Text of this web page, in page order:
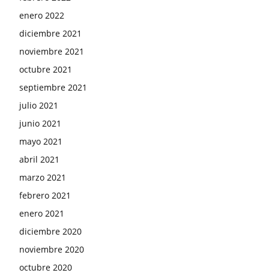
enero 2022
diciembre 2021
noviembre 2021
octubre 2021
septiembre 2021
julio 2021
junio 2021
mayo 2021
abril 2021
marzo 2021
febrero 2021
enero 2021
diciembre 2020
noviembre 2020
octubre 2020